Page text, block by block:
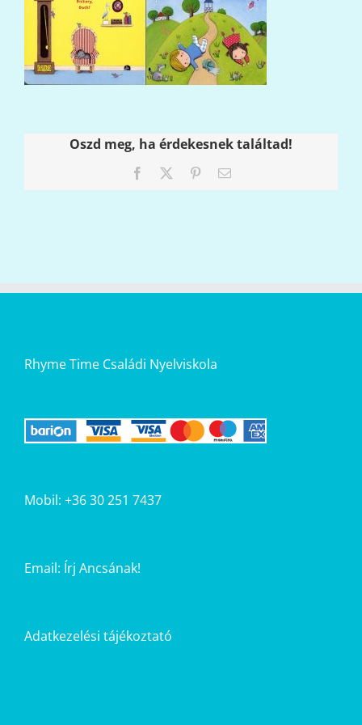
Oszd meg, ha érdekesnek találtad!
Facebook PinterestEmail:
Rhyme Time Családi Nyelviskola
Mobil: +36 30 251 7437
Email: Írj Ancsának!
Adatkezelési tájékoztató